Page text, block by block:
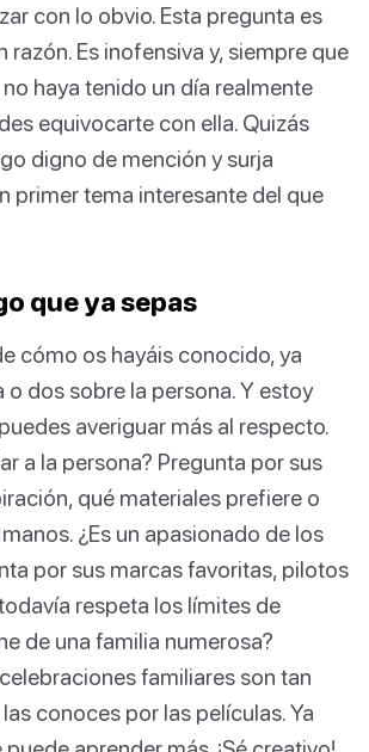
con lo obvio. Esta pregunta es
razón. Es inofensiva y, siempre que
haya tenido un día realmente
equivocarte con ella. Quizás
digno de mención y surja
primer tema interesante del que
que ya sepas
cómo os hayáis conocido, ya
o dos sobre la persona. Y estoy
averiguar más al respecto.
a la persona? Pregunta por sus
qué materiales prefiere o
¿Es un apasionado de los
por sus marcas favoritas, pilotos
respeta los límites de
de una familia numerosa?
familiares son tan
conoces por las películas. Ya